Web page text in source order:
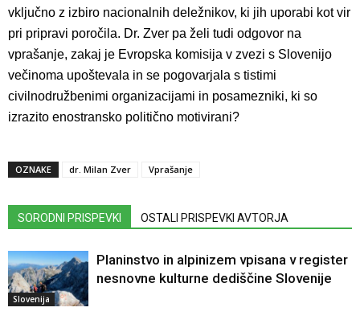
vključno z izbiro nacionalnih deležnikov, ki jih uporabi kot vir
pri pripravi poročila. Dr. Zver pa želi tudi odgovor na
vprašanje, zakaj je Evropska komisija v zvezi s Slovenijo
večinoma upoštevala in se pogovarjala s tistimi
civilnodružbenimi organizacijami in posamezniki, ki so
izrazito enostransko politično motivirani?
OZNAKE dr. Milan Zver Vprašanje
SORODNI PRISPEVKI OSTALI PRISPEVKI AVTORJA
Slovenija
Planinstvo in alpinizem vpisana v register
nesnovne kulturne dediščine Slovenije